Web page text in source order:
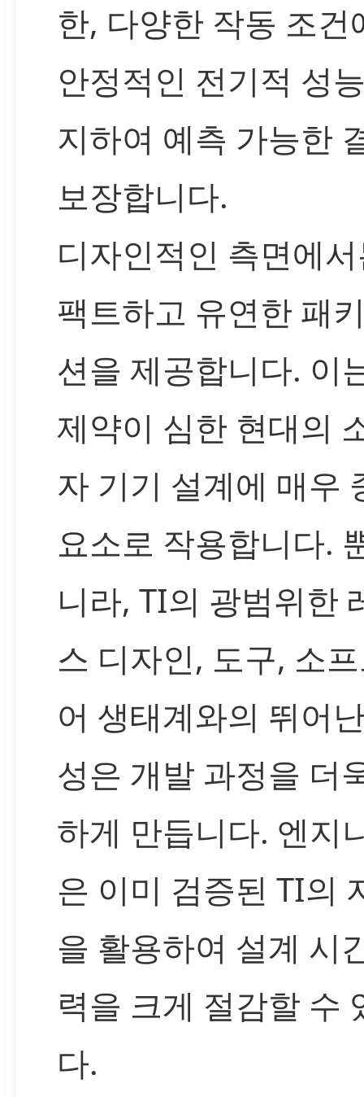
한, 다양한 작동 조건
안정적인 전기적 성
지하여 예측 가능한
보장합니다.
디자인적인 측면에
팩트하고 유연한 패
션을 제공합니다. 이
제약이 심한 현대의
자 기기 설계에 매우
요소로 작용합니다.
니라, TI의 광범위한
스 디자인, 도구, 소
어 생태계와의 뛰어
성은 개발 과정을 더
하게 만듭니다. 엔지
은 이미 검증된 TI의
을 활용하여 설계 시
력을 크게 절감할 수
다.